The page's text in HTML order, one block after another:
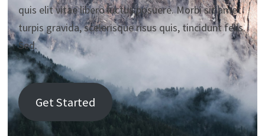
quis elit vitae libero luctus posuere. Morbi sit amet
turpis gravida, scelerisque risus quis, tincidunt felis.
Sed.
Get Started